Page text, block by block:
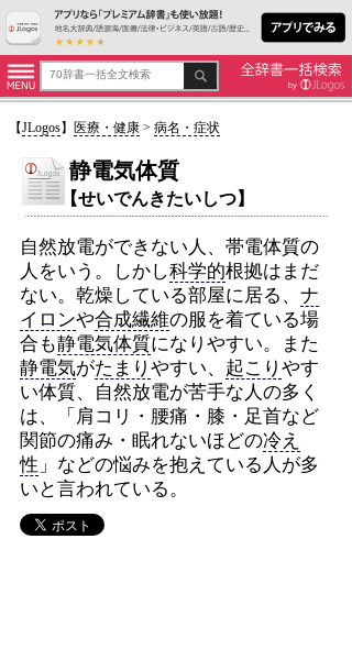
【JLogos】 医療・健康> 病名・症状
静電気体質
【せいでんきたいしつ】
自然放電ができない人、帯電体質の
人をいう。しかし科学的根拠はまだ
ない。乾燥している部屋に居る、 ナ
イロンや合成繊維の服を着ている場
合も静電気体質になりやすい。また
静電気がたまり やすい、 起こり やす
い体質、自然放電が苦手な人の多く
は、「肩コリ・腰痛・膝・足首など
関節の痛み・眠れないほどの冷え
性 」などの悩みを抱えている人が多
いと言われている。